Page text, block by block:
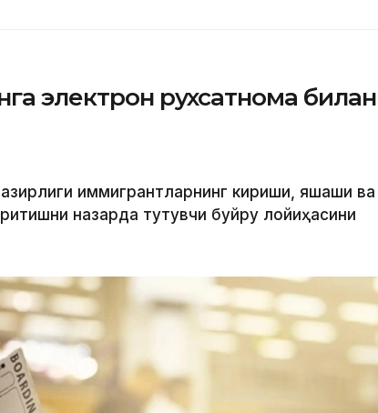
электрон рухсатнома билан
иммигрантларнинг кириши, яшаши ва
назарда тутувчи буйруқ лойиҳасини